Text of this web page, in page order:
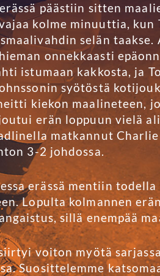
erässä päästiin sitten
kolme minuuttia,
selän
onnekkaasti
istumaan kakkosta, ja
syötöstä
kiekon maalineteen,
erän loppuun vielä
matkannut
3-2 johdossa.
erässä mentiin
Lopulta kolmannen
sillä enempää
voiton myötä
Suosittelemme